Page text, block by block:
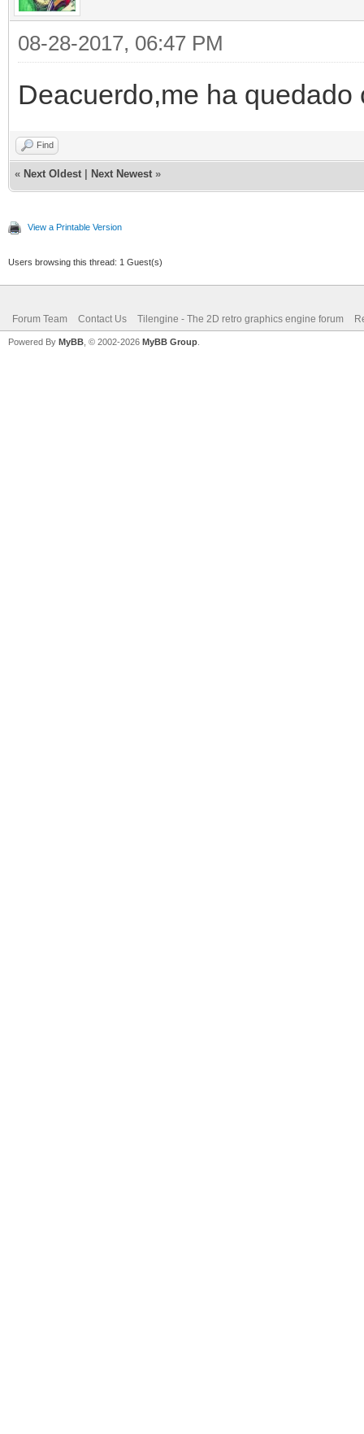
08-28-2017, 06:47 PM
Deacuerdo,me ha
Find
« Next Oldest Next Newest »
View a Printable Version
Users browsing this thread: 1 Guest(s)
Forum Team Contact Us Tilengine - The 2D retro graphics engine forum
Powered By MyBB , © 2002-2026 MyBB Group